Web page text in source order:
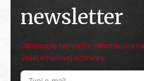
newsletter
Odoberajte najnovšie informácie o
Vašej emailovej schránky.